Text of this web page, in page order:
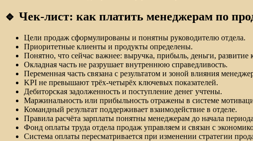
🔹 Чек-лист: как платить менеджерам по
Цели продаж сформулированы и понятны руководителю отдела.
Приоритетные клиенты и продукты определены.
Понятно, что сейчас важнее: выручка, прибыль, деньги, развитие
Окладная часть не разрушает внутреннюю справедливость.
Переменная часть связана с результатом и зоной влияния
KPI не превышают трёх-четырёх ключевых показателей.
Дебиторская задолженность и поступление денег учтены.
Маржинальность или прибыльность отражены в системе
Командный результат поддерживает взаимодействие в отделе.
Правила расчёта зарплаты понятны менеджерам до начала
Фонд оплаты труда отдела продаж управляем и связан с
Система оплаты пересматривается при изменении стратегии